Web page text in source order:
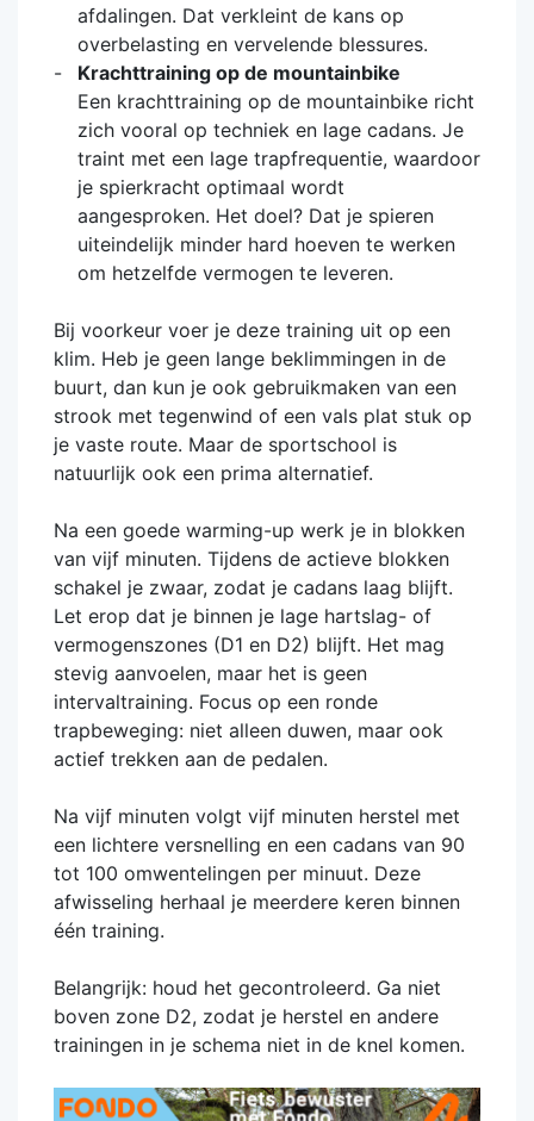
afdalingen. Dat verkleint de kans op
overbelasting en vervelende blessures.
Krachttraining op de mountainbike
Een krachttraining op de mountainbike richt
zich vooral op techniek en lage cadans. Je
traint met een lage trapfrequentie, waardoor
je spierkracht optimaal wordt
aangesproken. Het doel? Dat je spieren
uiteindelijk minder hard hoeven te werken
om hetzelfde vermogen te leveren.
Bij voorkeur voer je deze training uit op een
klim. Heb je geen lange beklimmingen in de
buurt, dan kun je ook gebruikmaken van een
strook met tegenwind of een vals plat stuk op
je vaste route. Maar de sportschool is
natuurlijk ook een prima alternatief.
Na een goede warming-up werk je in blokken
van vijf minuten. Tijdens de actieve blokken
schakel je zwaar, zodat je cadans laag blijft.
Let erop dat je binnen je lage hartslag- of
vermogenszones (D1 en D2) blijft. Het mag
stevig aanvoelen, maar het is geen
intervaltraining. Focus op een ronde
trapbeweging: niet alleen duwen, maar ook
actief trekken aan de pedalen.
Na vijf minuten volgt vijf minuten herstel met
een lichtere versnelling en een cadans van 90
tot 100 omwentelingen per minuut. Deze
afwisseling herhaal je meerdere keren binnen
één training.
Belangrijk: houd het gecontroleerd. Ga niet
boven zone D2, zodat je herstel en andere
trainingen in je schema niet in de knel komen.